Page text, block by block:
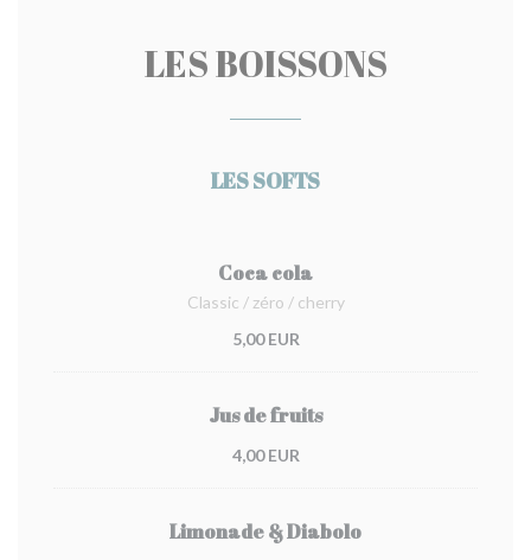
LES BOISSONS
LES SOFTS
Coca cola
Classic / zéro / cherry
5,00 EUR
Jus de fruits
4,00 EUR
Limonade & Diabolo